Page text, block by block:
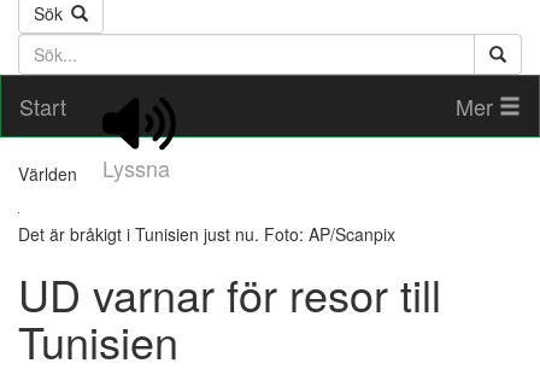
Sök
Söktext
Start
Lyssna
Mer
Världen
Det är bråkigt i Tunisien just nu. Foto: AP/Scanpix
UD varnar för resor till
Tunisien